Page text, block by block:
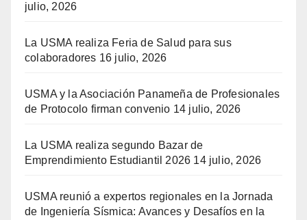
julio, 2026
La USMA realiza Feria de Salud para sus
colaboradores 16 julio, 2026
USMA y la Asociación Panameña de Profesionales
de Protocolo firman convenio 14 julio, 2026
La USMA realiza segundo Bazar de
Emprendimiento Estudiantil 2026 14 julio, 2026
USMA reunió a expertos regionales en la Jornada
de Ingeniería Sísmica: Avances y Desafíos en la